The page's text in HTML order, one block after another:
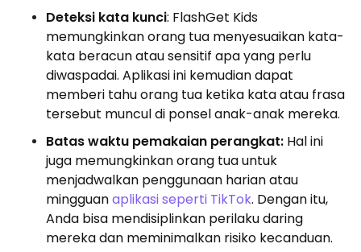
Deteksi kata kunci: FlashGet Kids
memungkinkan orang tua menyesuaikan kata-
kata beracun atau sensitif apa yang perlu
diwaspadai. Aplikasi ini kemudian dapat
memberi tahu orang tua ketika kata atau frasa
tersebut muncul di ponsel anak-anak mereka.
Batas waktu pemakaian perangkat: Hal ini
juga memungkinkan orang tua untuk
menjadwalkan penggunaan harian atau
mingguanaplikasi seperti TikTok. Dengan itu,
Anda bisa mendisiplinkan perilaku daring
mereka dan meminimalkan risiko kecanduan.